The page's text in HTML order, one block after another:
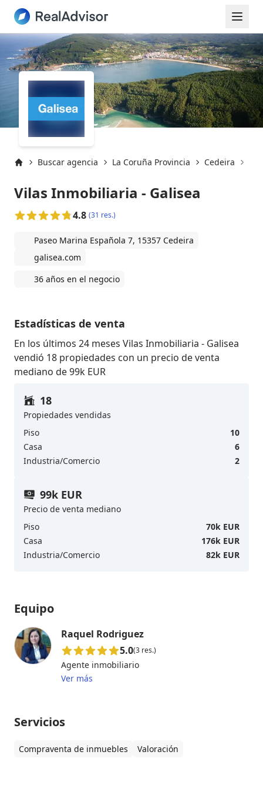
Buscar agencia La Coruña Provincia Cedeira
Vilas Inmobiliaria - Galisea
4.8 (31 res.)
Paseo Marina Española 7, 15357 Cedeira
galisea.com
36 años en el negocio
Estadísticas de venta
En los últimos 24 meses Vilas Inmobiliaria - Galisea
vendió 18 propiedades con un precio de venta
mediano de 99k EUR
18
Propiedades vendidas
Piso
10
Casa
6
Industria/Comercio
2
99k EUR
Precio de venta mediano
Piso
70k EUR
Casa
176k EUR
Industria/Comercio
82k EUR
Equipo
Raquel Rodriguez
5.0(3 res.)
Agente inmobiliario
Ver más
Servicios
Compraventa de inmuebles Valoración